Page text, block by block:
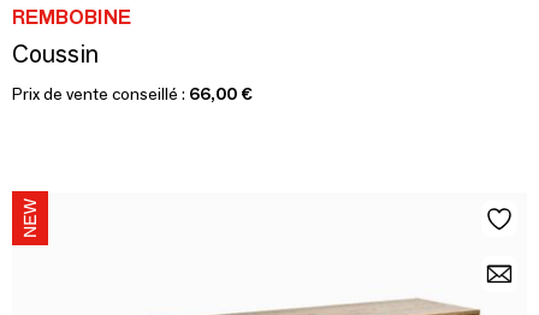
REMBOBINE
Coussin
Prix de vente conseillé : 66,00 €